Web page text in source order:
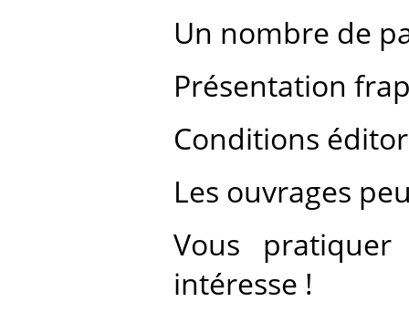
Un nombre de
Présentation
Conditions
Les ouvrages
Vous
intéresse !